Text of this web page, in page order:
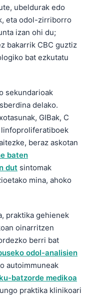
ubeldurak edo
eta odol-zirriborro
izan ohi du;
bakarrik CBC guztiz
bat ezkutatu
sekundarioak
delako.
GIBak, C
linfoproliferatiboek
beraz askotan
baten
dut sintomak
mina, ahoko
praktika gehienek
oinarritzen
berri bat
odol-analisien
autoimmuneak
batzorde medikoa
praktika klinikoari